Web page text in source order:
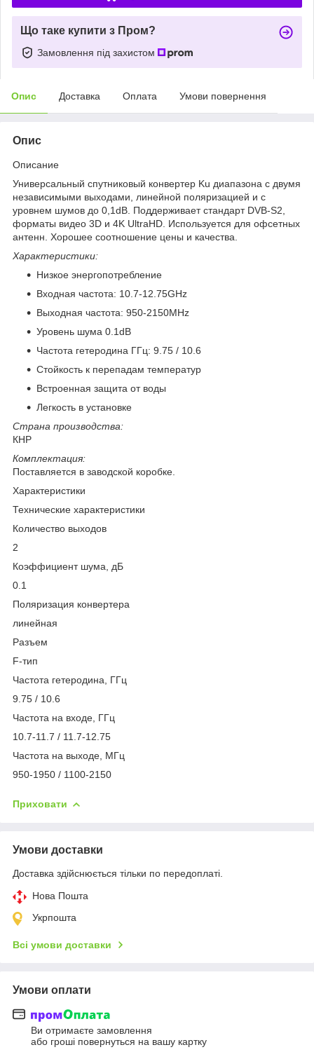
Що таке купити з Пром?
Замовлення під захистом
Опис Доставка Оплата Умови повернення
Опис
Описание
Универсальный спутниковый конвертер Ku диапазона с двумя
независимыми выходами, линейной поляризацией и с
уровнем шумов до 0,1dB. Поддерживает стандарт DVB-S2,
форматы видео 3D и 4K UltraHD. Используется для офсетных
антенн. Хорошее соотношение цены и качества.
Характеристики:
Низкое энергопотребление
Входная частота: 10.7-12.75GHz
Выходная частота: 950-2150MHz
Уровень шума 0.1dB
Частота гетеродина ГГц: 9.75 / 10.6
Стойкость к перепадам температур
Встроенная защита от воды
Легкость в установке
Страна производства:
КНР
Комплектация:
Поставляется в заводской коробке.
Характеристики
Технические характеристики
Количество выходов
2
Коэффициент шума, дБ
0.1
Поляризация конвертера
линейная
Разъем
F-тип
Частота гетеродина, ГГц
9.75 / 10.6
Частота на входе, ГГц
10.7-11.7 / 11.7-12.75
Частота на выходе, МГц
950-1950 / 1100-2150
Приховати
Умови доставки
Доставка здійснюється тільки по передоплаті.
Нова Пошта
Укрпошта
Всі умови доставки
Умови оплати
Ви отримаєте замовлення
або гроші повернуться на вашу картку